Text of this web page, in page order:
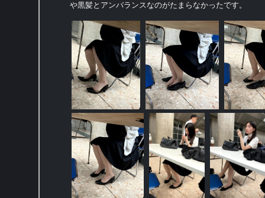
や黒髪とアンバランスなのがたまらなかったです。